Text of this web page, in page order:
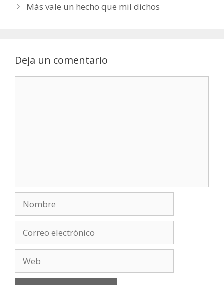
Más vale un hecho que mil dichos
Deja un comentario
electrónico